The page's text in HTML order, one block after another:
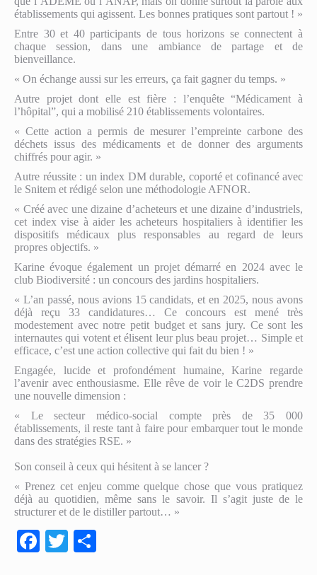
établissements qui agissent. Les bonnes pratiques sont partout ! »
Entre 30 et 40 participants de tous horizons se connectent à
chaque session, dans une ambiance de partage et de
bienveillance.
« On échange aussi sur les erreurs, ça fait gagner du temps. »
Autre projet dont elle est fière : l’enquête “Médicament à
l’hôpital”, qui a mobilisé 210 établissements volontaires.
« Cette action a permis de mesurer l’empreinte carbone des
déchets issus des médicaments et de donner des arguments
chiffrés pour agir. »
Autre réussite : un index DM durable, coporté et cofinancé avec
le Snitem et rédigé selon une méthodologie AFNOR.
« Créé avec une dizaine d’acheteurs et une dizaine d’industriels,
cet index vise à aider les acheteurs hospitaliers à identifier les
dispositifs médicaux plus responsables au regard de leurs
propres objectifs. »
Karine évoque également un projet démarré en 2024 avec le
club Biodiversité : un concours des jardins hospitaliers.
« L’an passé, nous avions 15 candidats, et en 2025, nous avons
déjà reçu 33 candidatures… Ce concours est mené très
modestement avec notre petit budget et sans jury. Ce sont les
internautes qui votent et élisent leur plus beau projet… Simple et
efficace, c’est une action collective qui fait du bien ! »
Engagée, lucide et profondément humaine, Karine regarde
l’avenir avec enthousiasme. Elle rêve de voir le C2DS prendre
une nouvelle dimension :
« Le secteur médico-social compte près de 35 000
établissements, il reste tant à faire pour embarquer tout le monde
dans des stratégies RSE. »
Son conseil à ceux qui hésitent à se lancer ?
« Prenez cet enjeu comme quelque chose que vous pratiquez
déjà au quotidien, même sans le savoir. Il s’agit juste de le
structurer et de le distiller partout… »
Facebook
Twitter